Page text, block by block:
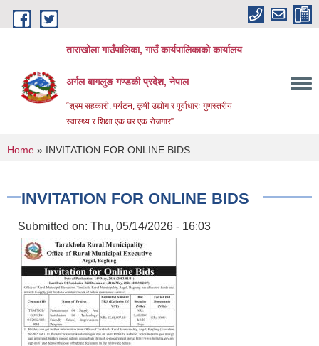
Skip to main content
ताराखोला गाउँपालिका, गाउँ कार्यपालिकाको कार्यालय
अर्गल बागलुङ गण्डकी प्रदेश, नेपाल
“श्रम सहकारी, पर्यटन, कृषी उद्योग र पुर्वाधारः गुणस्तरीय
स्वास्थ्य र शिक्षा एक घर एक रोजगार”
You are here
Home » INVITATION FOR ONLINE BIDS
INVITATION FOR ONLINE BIDS
Submitted on: Thu, 05/14/2026 - 16:03